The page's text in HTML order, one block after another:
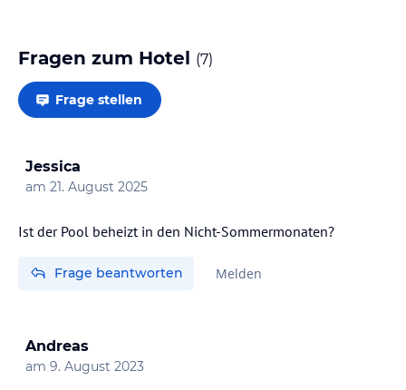
Fragen zum Hotel (7)
Frage stellen
Jessica
am 21. August 2025
Ist der Pool beheizt in den Nicht-Sommermonaten?
Frage beantworten Melden
Andreas
am 9. August 2023